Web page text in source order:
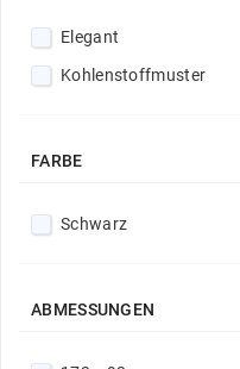
Elegant
Kohlenstoffmuster
FARBE
Schwarz
ABMESSUNGEN